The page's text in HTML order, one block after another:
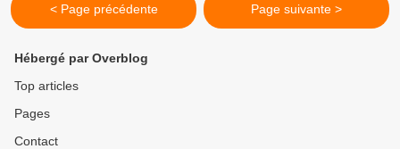
< Page précédente Page suivante >
Hébergé par Overblog
Top articles
Pages
Contact